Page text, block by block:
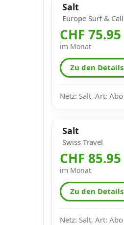
Salt
Europe Surf & Call
CHF 75.95
im Monat
Zu den Details
Netz: Salt, Art: Abo
Salt
Swiss Travel
CHF 85.95
im Monat
Zu den Details
Netz: Salt, Art: Abo